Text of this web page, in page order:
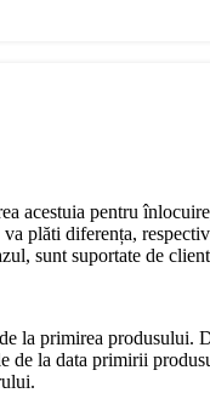
acestuia pentru
plăti diferența,
sunt suportate de
la primirea produsului.
de la data primirii